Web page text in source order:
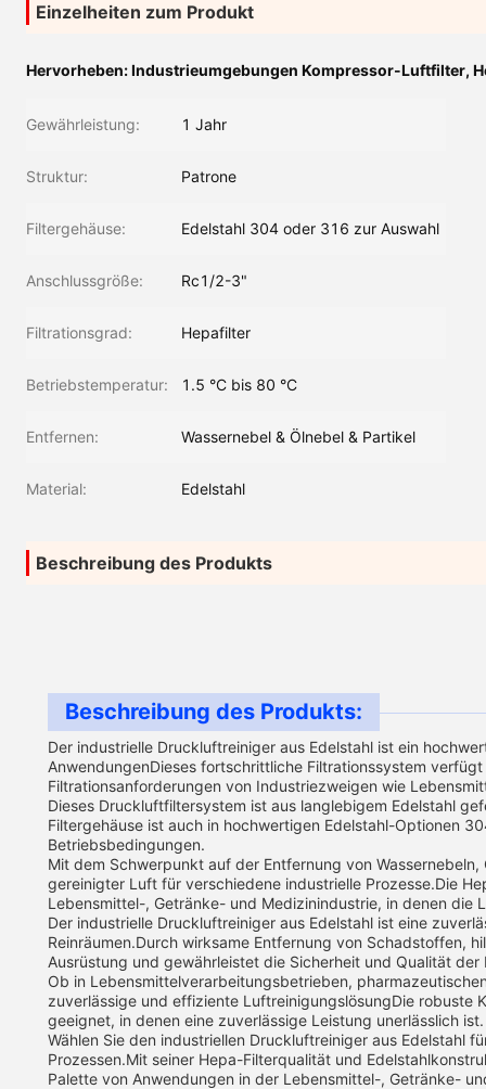
Einzelheiten zum Produkt
Hervorheben:Industrieumgebungen Kompressor-Luftfilter,
Gewährleistung: 1 Jahr
Struktur: Patrone
Filtergehäuse: Edelstahl 304 oder 316 zur Auswahl
Anschlussgröße: Rc1/2-3"
Filtrationsgrad: Hepafilter
Betriebstemperatur: 1.5 °C bis 80 °C
Entfernen: Wassernebel & Ölnebel & Partikel
Material: Edelstahl
Beschreibung des Produkts
Beschreibung des Produkts:
Der industrielle Druckluftreiniger aus Edelstahl ist ein
AnwendungenDieses fortschrittliche Filtrationssystem
Filtrationsanforderungen von Industriezweigen wie
Dieses Druckluftfiltersystem ist aus langlebigem Edelstahl
Filtergehäuse ist auch in hochwertigen Edelstahl-Optionen
Betriebsbedingungen.
Mit dem Schwerpunkt auf der Entfernung von
gereinigter Luft für verschiedene industrielle Prozesse.Die
Lebensmittel-, Getränke- und Medizinindustrie, in denen
Der industrielle Druckluftreiniger aus Edelstahl ist eine
Reinräumen.Durch wirksame Entfernung von Schadstoffen,
Ausrüstung und gewährleistet die Sicherheit und Qualität der
Ob in Lebensmittelverarbeitungsbetrieben,
zuverlässige und effiziente LuftreinigungslösungDie robuste
geeignet, in denen eine zuverlässige Leistung unerlässlich ist.
Wählen Sie den industriellen Druckluftreiniger aus Edelstahl
Prozessen.Mit seiner Hepa-Filterqualität und
Palette von Anwendungen in der Lebensmittel-, Getränke-